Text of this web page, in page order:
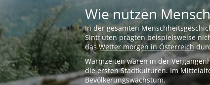
Wie nutzen
In der gesamten
Sintfluten prägten beispielsweise
dasWetter morgen in Österreich
Warmzeiten waren in der
die ersten Stadtkulturen. Im
Bevölkerungswachstum.